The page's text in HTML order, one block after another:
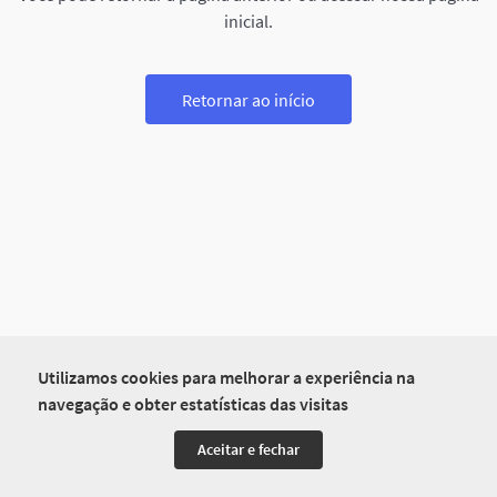
Utilizamos cookies para melhorar a experiência na
navegação e obter estatísticas das visitas
Aceitar e fechar
inicial.
Retornar ao início